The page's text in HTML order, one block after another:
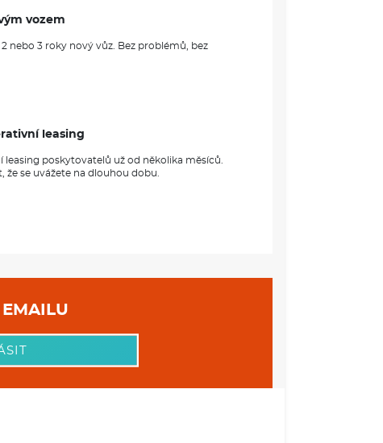
vozem
2 nebo 3 roky nový vůz. Bez problémů, bez
leasing
leasing poskytovatelů už od několika měsíců.
že se uvážete na dlouhou dobu.
DO VAŠEHO EMAILU